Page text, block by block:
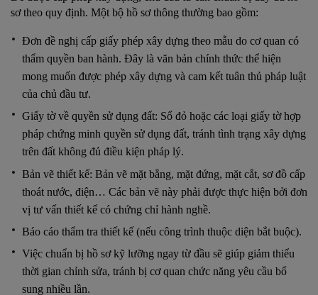
sơ theo quy định. Một bộ hồ sơ thông thường bao gồm:
Đơn đề nghị cấp giấy phép xây dựng theo mẫu do cơ quan có
thẩm quyền ban hành. Đây là văn bản chính thức thể hiện
mong muốn được phép xây dựng và cam kết tuân thủ pháp luật
của chủ đầu tư.
Giấy tờ về quyền sử dụng đất: Sổ đỏ hoặc các loại giấy tờ hợp
pháp chứng minh quyền sử dụng đất, tránh tình trạng xây dựng
trên đất không đủ điều kiện pháp lý.
Bản vẽ thiết kế: Bản vẽ mặt bằng, mặt đứng, mặt cắt, sơ đồ cấp
thoát nước, điện… Các bản vẽ này phải được thực hiện bởi đơn
vị tư vấn thiết kế có chứng chỉ hành nghề.
Báo cáo thẩm tra thiết kế (nếu công trình thuộc diện bắt buộc).
Việc chuẩn bị hồ sơ kỹ lưỡng ngay từ đầu sẽ giúp giảm thiểu
thời gian chỉnh sửa, tránh bị cơ quan chức năng yêu cầu bổ
sung nhiều lần.